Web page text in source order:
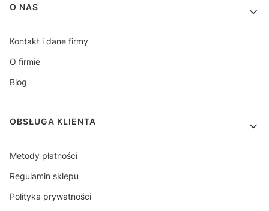
Linki w stopce
O NAS
Kontakt i dane firmy
O firmie
Blog
OBSŁUGA KLIENTA
Metody płatności
Regulamin sklepu
Polityka prywatności